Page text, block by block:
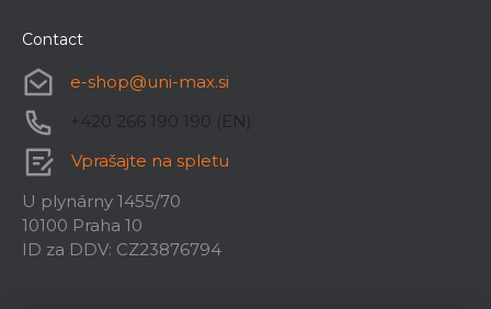
Contact
e-shop@uni-max.si
+420 266 190 190 (EN)
Vprašajte na spletu
U plynárny 1455/70
10100 Praha 10
ID za DDV: CZ23876794